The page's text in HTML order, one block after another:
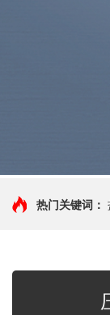
热门关键词：